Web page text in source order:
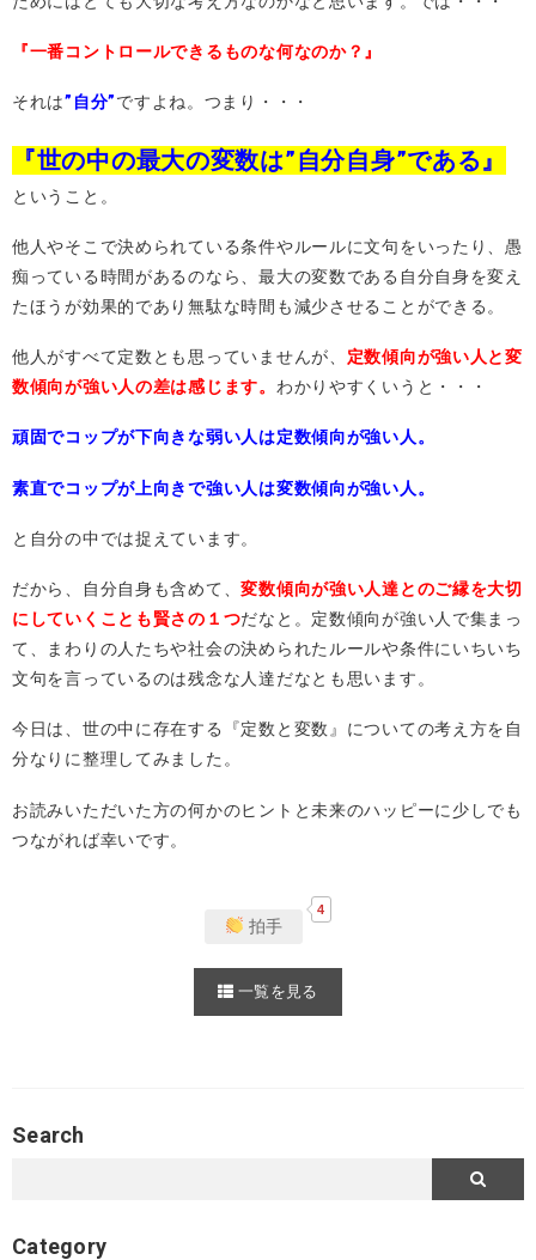
『一番コントロールできるものな何なのか？』
それは”自分”ですよね。つまり・・・
『世の中の最大の変数は”自分自身”である』
ということ。
他人やそこで決められている条件やルールに文句をいったり、愚
痴っている時間があるのなら、最大の変数である自分自身を変え
たほうが効果的であり無駄な時間も減少させることができる。
他人がすべて定数とも思っていませんが、 定数傾向が強い人と変
数傾向が強い人の差は感じます。 わかりやすくいうと・・・
頑固でコップが下向きな弱い人は定数傾向が強い人。
素直でコップが上向きで強い人は変数傾向が強い人。
と自分の中では捉えています。
だから、自分自身も含めて、変数傾向が強い人達とのご縁を大切
にしていくことも賢さの１つだなと。定数傾向が強い人で集まっ
て、まわりの人たちや社会の決められたルールや条件にいちいち
文句を言っているのは残念な人達だなとも思います。
今日は、世の中に存在する『定数と変数』についての考え方を自
分なりに整理してみました。
お読みいただいた方の何かのヒントと未来のハッピーに少しでも
つながれば幸いです。
拍手
4
一覧を見る
Search
Category